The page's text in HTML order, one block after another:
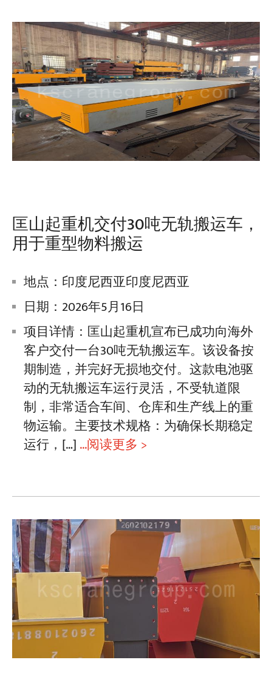
匡山起重机交付30吨无轨搬运车，
用于重型物料搬运
地点：印度尼西亚印度尼西亚
日期：2026年5月16日
项目详情：匡山起重机宣布已成功向海外
客户交付一台30吨无轨搬运车。该设备按
期制造，并完好无损地交付。这款电池驱
动的无轨搬运车运行灵活，不受轨道限
制，非常适合车间、仓库和生产线上的重
物运输。主要技术规格：为确保长期稳定
运行，[…] ...阅读更多 >